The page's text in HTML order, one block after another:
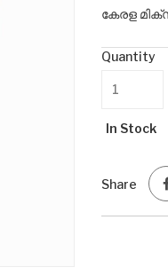
കേരള
Quantity
In Stock
Share